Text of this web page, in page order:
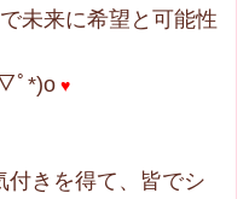
未来に希望と可能性
ﾟ*)o ♥
付きを得て、皆でシ